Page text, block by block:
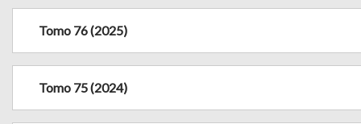
Tomo 76 (2025)
Tomo 75 (2024)